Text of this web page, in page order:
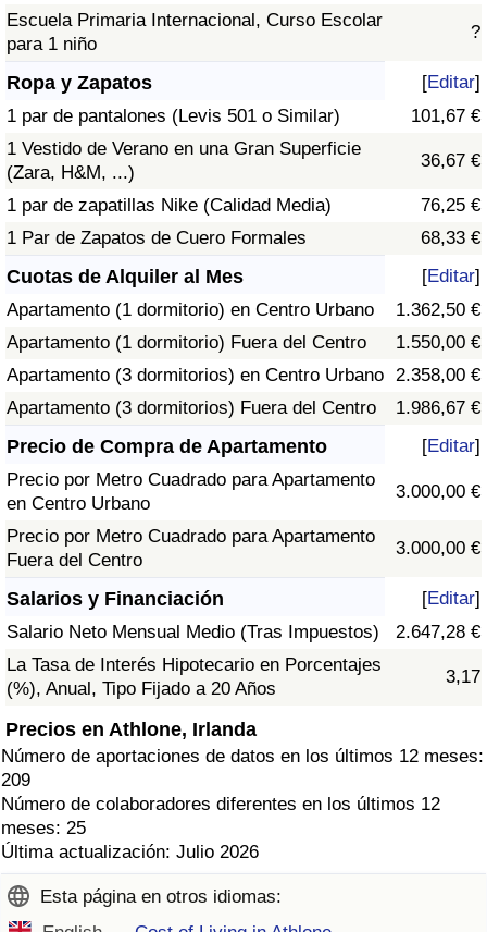
Escuela Primaria Internacional, Curso Escolar
para 1 niño
?
Ropa y Zapatos [Editar]
1 par de pantalones (Levis 501 o Similar)
101,67 €
1 Vestido de Verano en una Gran Superficie
(Zara, H&M, ...)
36,67 €
1 par de zapatillas Nike (Calidad Media)
76,25 €
1 Par de Zapatos de Cuero Formales
68,33 €
Cuotas de Alquiler al Mes [Editar]
Apartamento (1 dormitorio) en Centro Urbano
1.362,50 €
Apartamento (1 dormitorio) Fuera del Centro
1.550,00 €
Apartamento (3 dormitorios) en Centro Urbano 2.358,00 €
Apartamento (3 dormitorios) Fuera del Centro
1.986,67 €
Precio de Compra de Apartamento [Editar]
Precio por Metro Cuadrado para Apartamento
en Centro Urbano
3.000,00 €
Precio por Metro Cuadrado para Apartamento
Fuera del Centro
3.000,00 €
Salarios y Financiación [Editar]
Salario Neto Mensual Medio (Tras Impuestos)
2.647,28 €
La Tasa de Interés Hipotecario en Porcentajes
(%), Anual, Tipo Fijado a 20 Años
3,17
Precios en Athlone, Irlanda
Número de aportaciones de datos en los últimos 12 meses:
209
Número de colaboradores diferentes en los últimos 12
meses: 25
Última actualización: Julio 2026
Esta página en otros idiomas: